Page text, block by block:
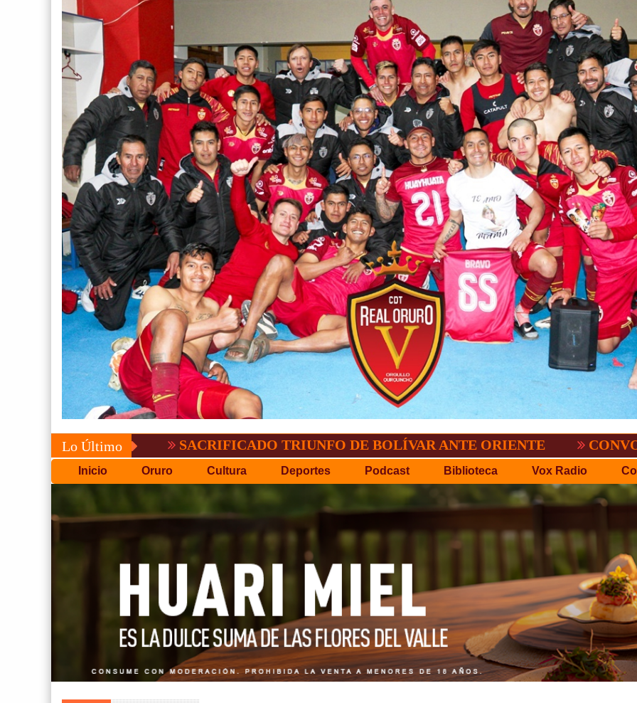
Lo ÚltimoSACRIFICADO TRIUNFO DE BOLÍVAR ANTE ORIENTE
Inicio Oruro Cultura Deportes Podcast Biblioteca Vox Radio